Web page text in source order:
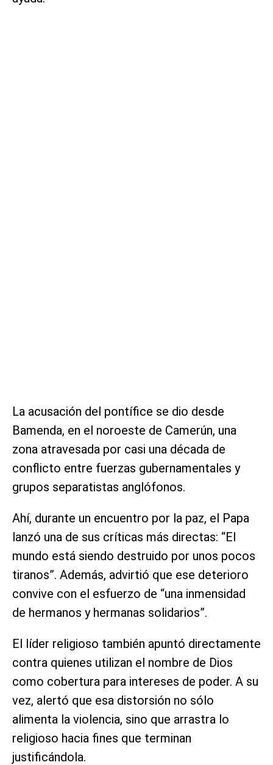
La acusación del pontífice se dio desde
Bamenda, en el noroeste de Camerún, una
zona atravesada por casi una década de
conflicto entre fuerzas gubernamentales y
grupos separatistas anglófonos.
Ahí, durante un encuentro por la paz, el Papa
lanzó una de sus críticas más directas: “El
mundo está siendo destruido por unos pocos
tiranos”. Además, advirtió que ese deterioro
convive con el esfuerzo de “una inmensidad
de hermanos y hermanas solidarios”.
El líder religioso también apuntó directamente
contra quienes utilizan el nombre de Dios
como cobertura para intereses de poder. A su
vez, alertó que esa distorsión no sólo
alimenta la violencia, sino que arrastra lo
religioso hacia fines que terminan
justificándola.